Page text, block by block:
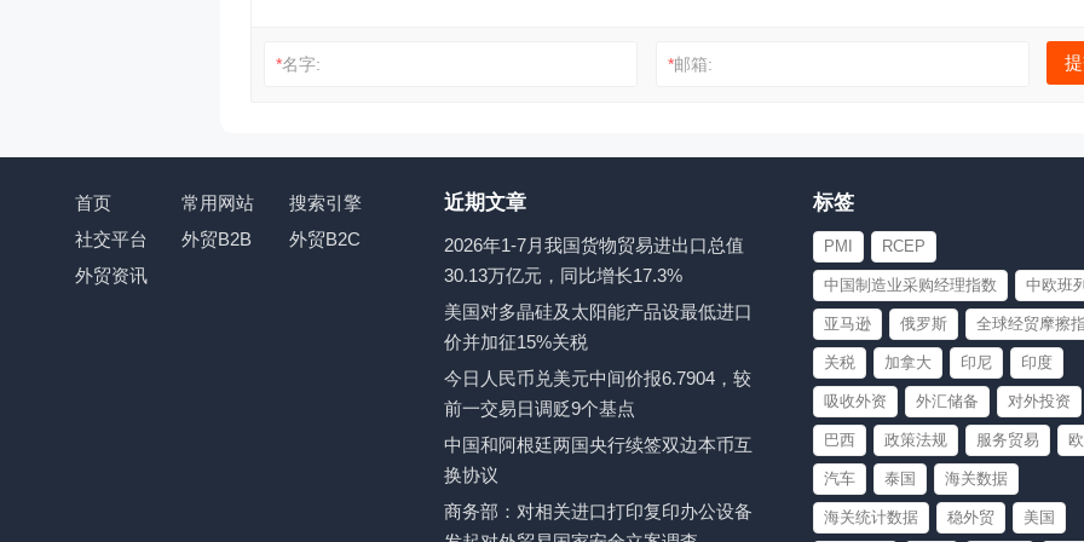
*名字: *邮箱:
首页 常用网站
搜索引擎
社交平台
外贸B2B
外贸B2C
外贸资讯
近期文章
2026年1-7月我国货物贸易进出口总值
30.13万亿元，同比增长17.3%
美国对多晶硅及太阳能产品设最低进口
价并加征15%关税
今日人民币兑美元中间价报6.7904，较
前一交易日调贬9个基点
中国和阿根廷两国央行续签双边本币互
换协议
商务部：对相关进口打印复印办公设备
标签
PMI RCEP
中国制造业采购经理指数 中欧班列
亚马逊 俄罗斯 全球经贸摩擦
关税 加拿大 印尼 印度
吸收外资 外汇储备 对外投资
巴西 政策法规 服务贸易
汽车 泰国 海关数据
海关统计数据 稳外贸 美国